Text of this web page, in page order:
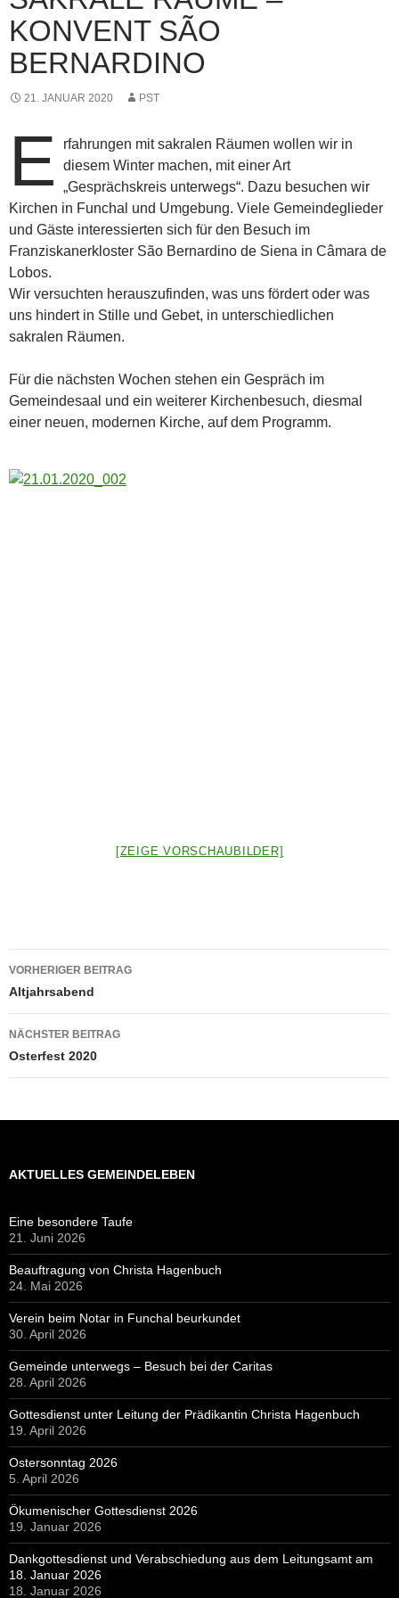
KONVENT SÃO
BERNARDINO
21. JANUAR 2020 PST
E
rfahrungen mit sakralen Räumen wollen wir in
diesem Winter machen, mit einer Art
„Gesprächskreis unterwegs“. Dazu besuchen wir
Kirchen in Funchal und Umgebung. Viele Gemeindeglieder
und Gäste interessierten sich für den Besuch im
Franziskanerkloster São Bernardino de Siena in Câmara de
Lobos.
Wir versuchten herauszufinden, was uns fördert oder was
uns hindert in Stille und Gebet, in unterschiedlichen
sakralen Räumen.
Für die nächsten Wochen stehen ein Gespräch im
Gemeindesaal und ein weiterer Kirchenbesuch, diesmal
einer neuen, modernen Kirche, auf dem Programm.
[ZEIGE VORSCHAUBILDER]
Beitragsnavigation
VORHERIGER BEITRAG
Altjahrsabend
NÄCHSTER BEITRAG
Osterfest 2020
AKTUELLES GEMEINDELEBEN
Eine besondere Taufe
21. Juni 2026
Beauftragung von Christa Hagenbuch
24. Mai 2026
Verein beim Notar in Funchal beurkundet
30. April 2026
Gemeinde unterwegs – Besuch bei der Caritas
28. April 2026
Gottesdienst unter Leitung der Prädikantin Christa Hagenbuch
19. April 2026
Ostersonntag 2026
5. April 2026
Ökumenischer Gottesdienst 2026
19. Januar 2026
Dankgottesdienst und Verabschiedung aus dem Leitungsamt am
18. Januar 2026
18. Januar 2026